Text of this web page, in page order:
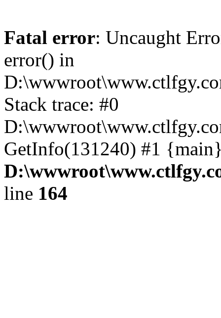
Fatal error: Uncaught
error() in
Stack trace: #0
GetInfo(131240) #1
line 164